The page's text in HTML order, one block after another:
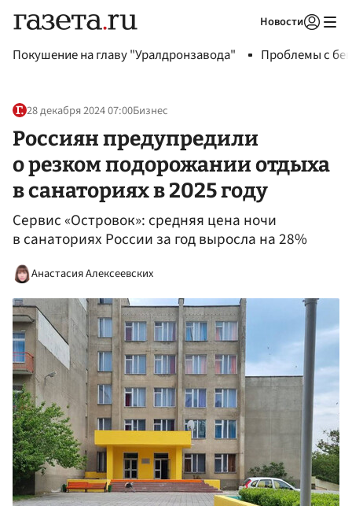
Новости
Покушение на главу "Уралдронзавода" Проблемы с
28 декабря 2024 07:00Бизнес
Россиян предупредили
о резком подорожании отдыха
в санаториях в 2025 году
Сервис «Островок»: средняя цена ночи
в санаториях России за год выросла на 28%
Анастасия Алексеевских